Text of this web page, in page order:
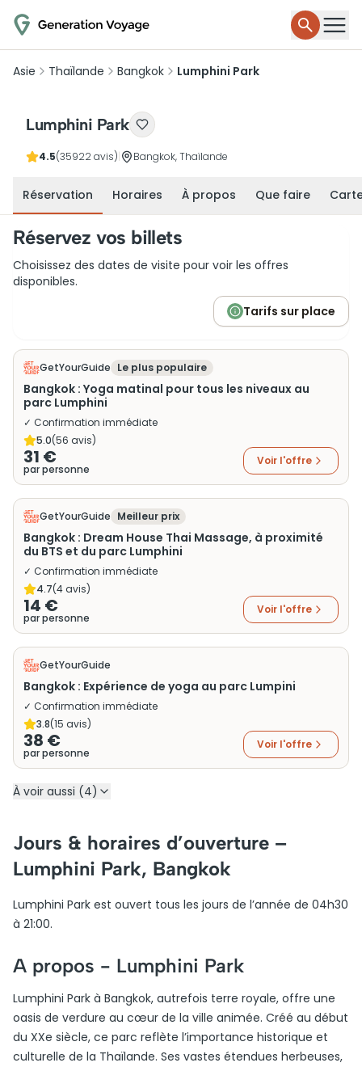
Asie Thaïlande Bangkok Lumphini Park
Lumphini Park
4.5(35922 avis) Bangkok, Thaïlande
Réservation Horaires À propos Que faire
Réservez vos billets
Choisissez des dates de visite pour voir les offres
disponibles.
Tarifs sur place
GetYourGuide Le plus populaire
Bangkok : Yoga matinal pour tous les niveaux au
parc Lumphini
✓ Confirmation immédiate
5.0(56 avis)
31 €
par personne
Voir l'offre
GetYourGuide Meilleur prix
Bangkok : Dream House Thai Massage, à proximité
du BTS et du parc Lumphini
✓ Confirmation immédiate
4.7(4avis)
14 €
par personne
Voir l'offre
GetYourGuide
Bangkok : Expérience de yoga au parc Lumpini
✓ Confirmation immédiate
3.8(15 avis)
38 €
par personne
Voir l'offre
À voir aussi (4)
Jours & horaires d’ouverture –
Lumphini Park, Bangkok
Lumphini Park est ouvert tous les jours de l’année de 04h30
à 21:00.
A propos - Lumphini Park
Lumphini Park à Bangkok, autrefois terre royale, offre une
oasis de verdure au cœur de la ville animée. Créé au début
du XXe siècle, ce parc reflète l’importance historique et
culturelle de la Thaïlande. Ses vastes étendues herbeuses,